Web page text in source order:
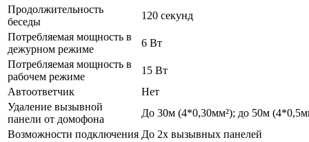
Продолжительность
беседы
120 секунд
Потребляемая мощность в
дежурном режиме
6 Вт
Потребляемая мощность в
рабочем режиме
15 Вт
Автоответчик
Нет
Удаление вызывной
панели от домофона
До 30м (4*0,30мм²); до 50м
Возможности подключения До 2х вызывных панелей